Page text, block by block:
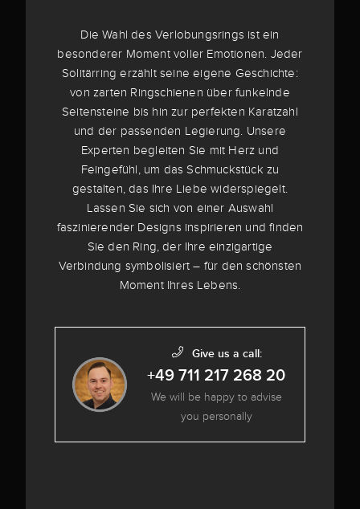
Die Wahl des Verlobungsrings ist ein
besonderer Moment voller Emotionen. Jeder
Solitärring erzählt seine eigene Geschichte:
von zarten Ringschienen über funkelnde
Seitensteine bis hin zur perfekten Karatzahl
und der passenden Legierung. Unsere
Experten begleiten Sie mit Herz und
Feingefühl, um das Schmuckstück zu
gestalten, das Ihre Liebe widerspiegelt.
Lassen Sie sich von einer Auswahl
faszinierender Designs inspirieren und finden
Sie den Ring, der Ihre einzigartige
Verbindung symbolisiert – für den schönsten
Moment Ihres Lebens.
Give us a call:
+49 711 217 268 20
We will be happy to advise
you personally